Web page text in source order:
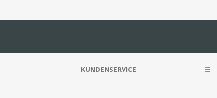
KUNDENSERVICE